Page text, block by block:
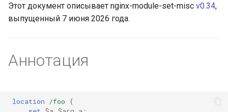
counter
dns
Rocky Linux и AlmaLinux
Этот документ описывает nginx-module-set-misc v0.34,
выпущенный 7 июня 2026 года.
Аннотация
location /foo
{